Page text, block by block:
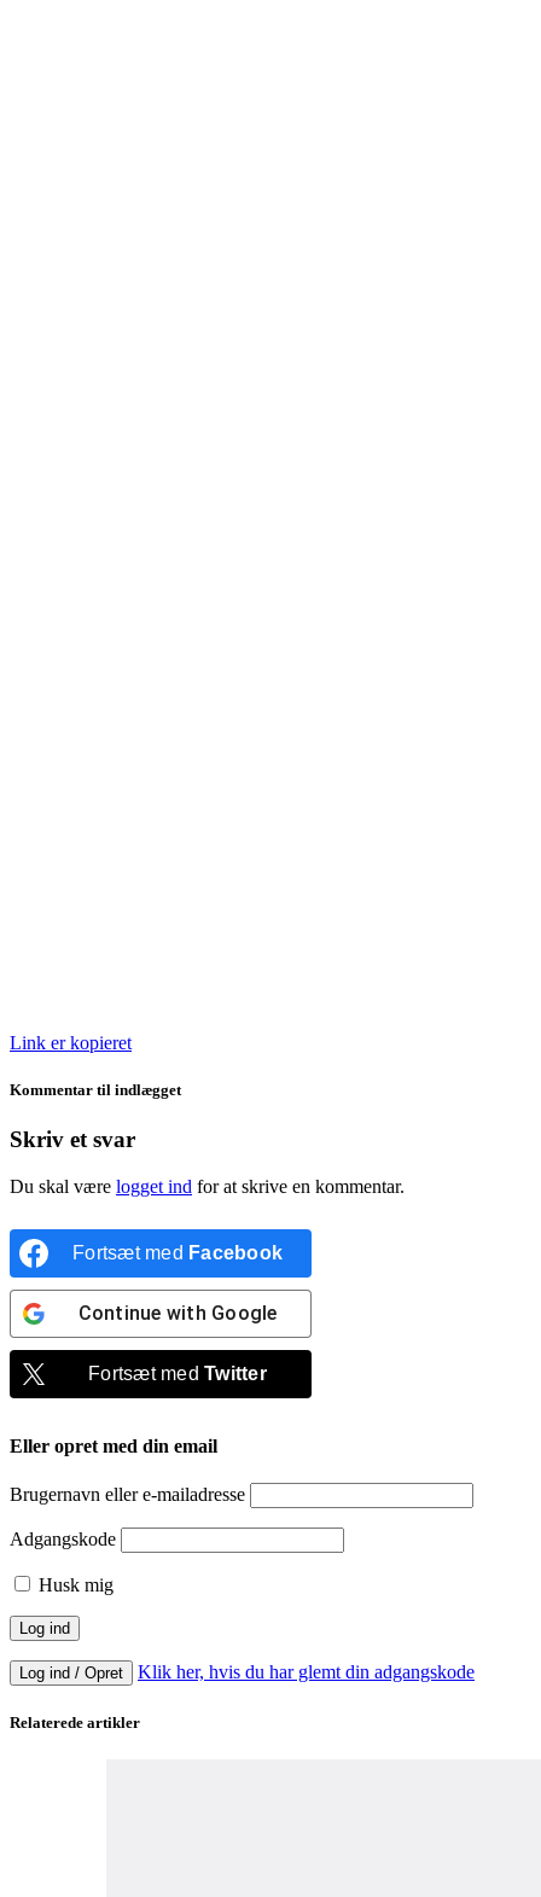
Link er kopieret
Kommentar til indlægget
Skriv et svar
Du skal være logget ind for at skrive en kommentar.
Fortsæt med Facebook
Continue with Google
Fortsæt medTwitter
Eller opret med din email
Brugernavn eller e-mailadresse
Adgangskode
Husk mig
Log ind / Opret Klik her, hvis du har glemt din adgangskode
Relaterede artikler